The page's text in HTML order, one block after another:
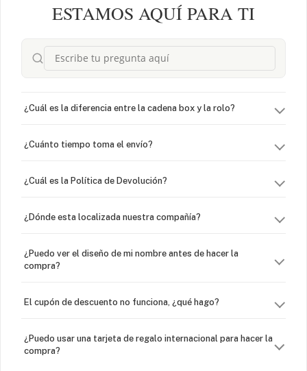
ESTAMOS AQUÍ PARA TI
¿Cuál es la diferencia entre la cadena box y la rolo?
¿Cuánto tiempo toma el envío?
¿Cuál es la Política de Devolución?
¿Dónde esta localizada nuestra compañía?
¿Puedo ver el diseño de mi nombre antes de hacer la
compra?
El cupón de descuento no funciona, ¿qué hago?
¿Puedo usar una tarjeta de regalo internacional para hacer la
compra?